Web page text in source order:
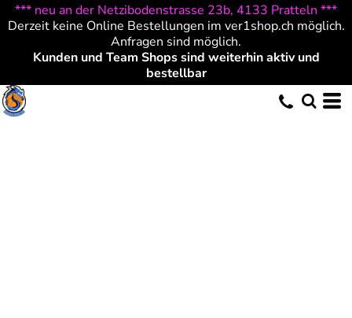
*** neu an der Netzibodenstrasse 23b, 4133 Pratteln ***
Derzeit keine Online Bestellungen im ver1shop.ch möglich.
Anfragen sind möglich.
Kunden und Team Shops sind weiterhin aktiv und
bestellbar